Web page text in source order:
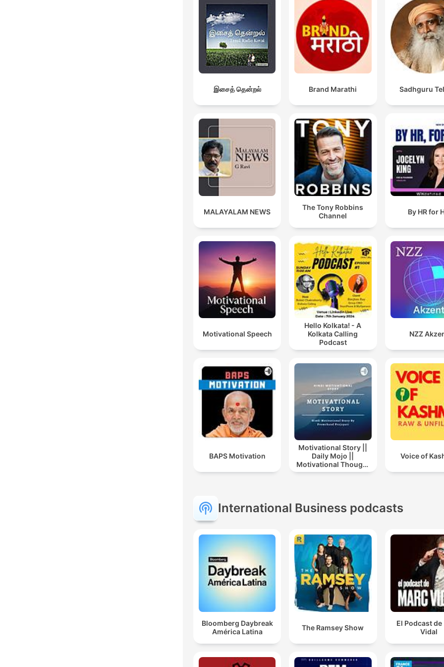
die groe ding wat ons nou keerlig dop hou, is om te
wat gaan met die onderzoeken wat nou verwys is.
00:05:03 · Die fokus op die belangrikheid van die gevolgtes
die onafhanklike ondersoek.
toe betaal die OBK die 600 miljoen rand uit.
aan 'n maatskapjie.
ons sien dit as politieke inmenging, gegewe die feit
dit ook politiek is wat aangestel is.
00:07:44 · Die vakbond se mening oor die nuwe aanstelling
die OBK-voorsitter.
இசைத் தென்றல் Brand Marathi Sadhguru
MALAYALAM NEWS
The Tony Robbins
Channel
By HR for
Motivational Speech
Hello Kolkata! - A
Kolkata Calling
Podcast
NZZ
BAPS Motivation
Motivational Story ||
Daily Mojo ||
Motivational Thought
|| Motivational Story In
Voice of
International Business podcasts
Bloomberg Daybreak
América Latina
The Ramsey Show
El Podcast
Vidal